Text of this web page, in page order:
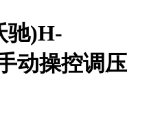
驰)H-
动操控调压